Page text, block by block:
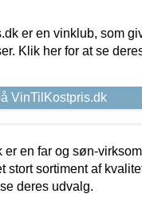
er en vinklub, som
Klik her for at se
VinTilKostpris.dk
er en far og søn-
stort sortiment af
deres udvalg.